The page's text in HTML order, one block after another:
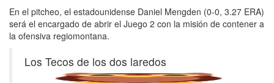
En el pitcheo, el estadounidense Daniel Mengden (0-0, 3.27 ERA)
será el encargado de abrir el Juego 2 con la misión de contener a
la ofensiva regiomontana.
Los Tecos de los dos laredos